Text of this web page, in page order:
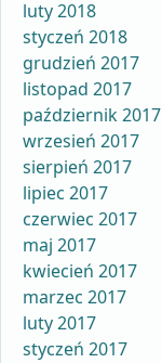
luty 2018
styczeń 2018
grudzień 2017
listopad 2017
październik 2017
wrzesień 2017
sierpień 2017
lipiec 2017
czerwiec 2017
maj 2017
kwiecień 2017
marzec 2017
luty 2017
styczeń 2017